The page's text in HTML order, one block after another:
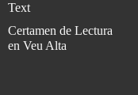
Text
Certamen de Lectura
en Veu Alta